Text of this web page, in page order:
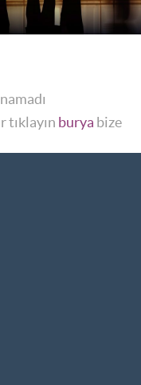
tıklayın burya bize